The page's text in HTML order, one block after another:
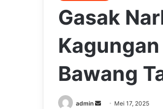
Gasak
Bawang
admin
Send Mei 17, 2025